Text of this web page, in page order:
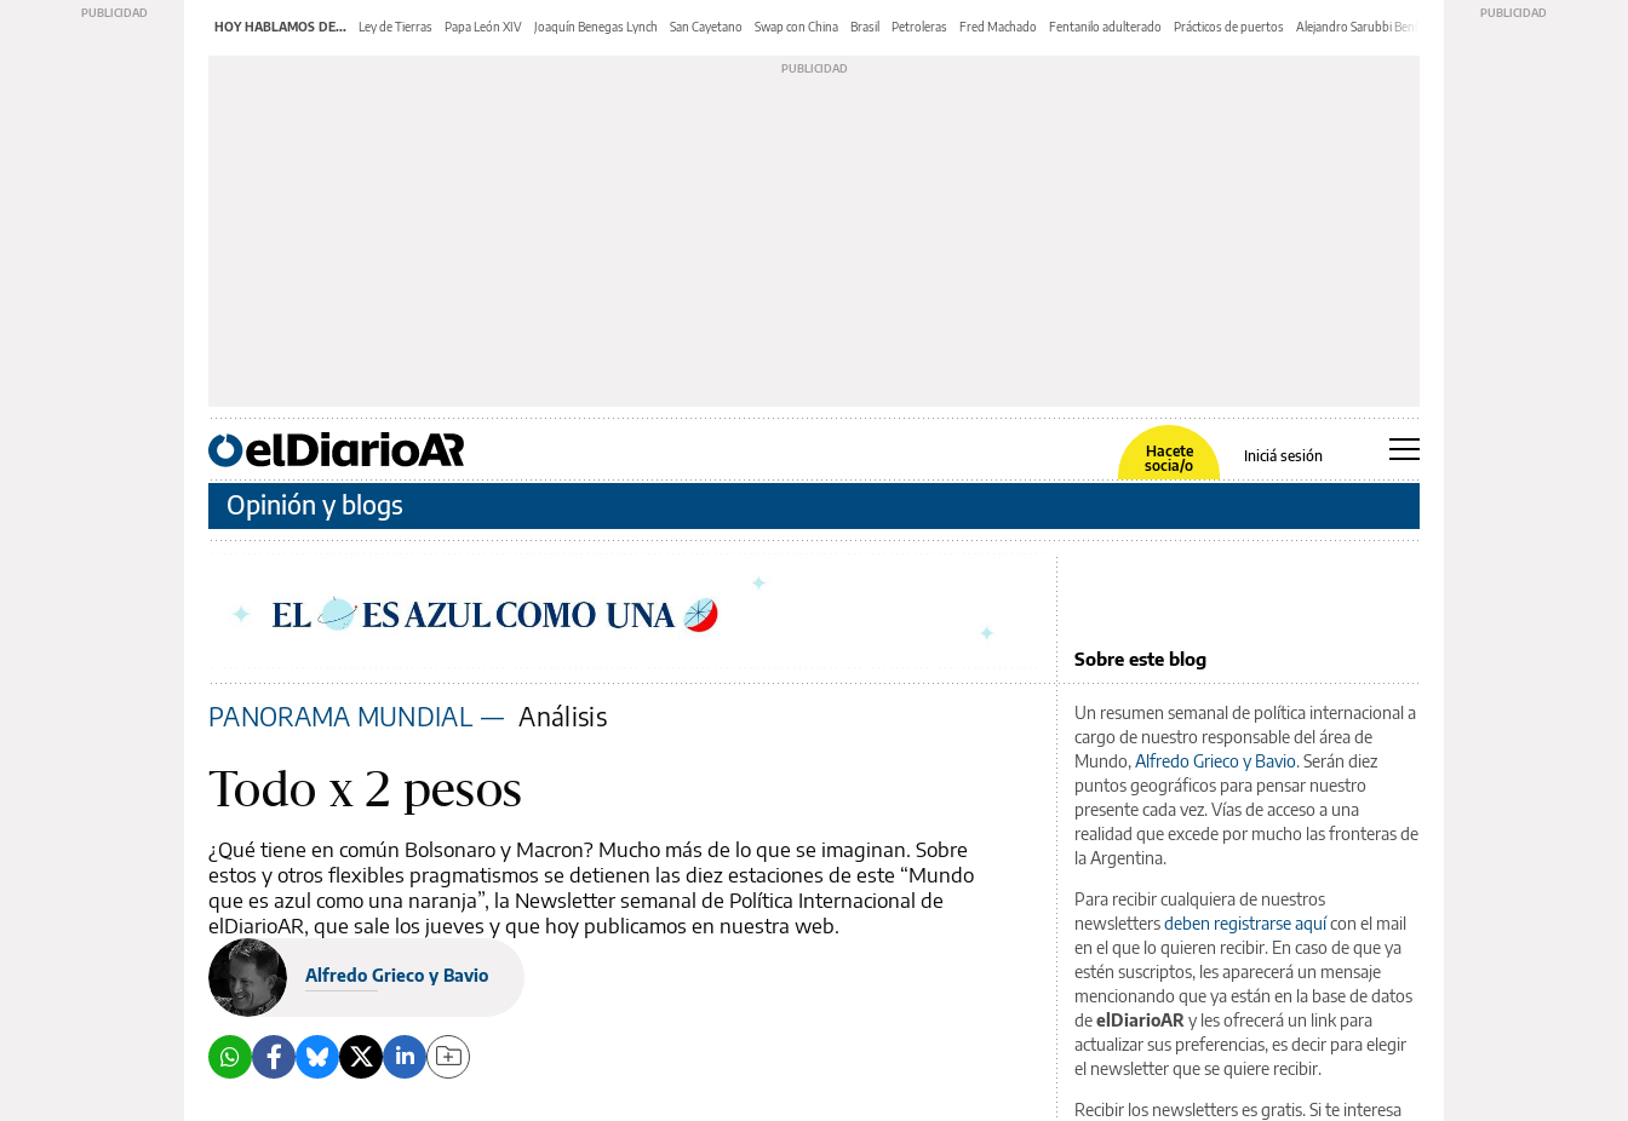
HOY HABLAMOS DE... Ley de Tierras Papa León XIV Joaquín Benegas Lynch San Cayetano Swap con China Brasil Petroleras Fred Machado Fentanilo adulterado Prácticos de puertos Alejandro Sarubbi Benítez
Hacete
socia/o
Iniciá sesión
Opinión y blogs
PANORAMA MUNDIAL — Análisis
Todo x 2 pesos
¿Qué tiene en común Bolsonaro y Macron? Mucho más de lo que se imaginan. Sobre
estos y otros flexibles pragmatismos se detienen las diez estaciones de este “Mundo
que es azul como una naranja”, la Newsletter semanal de Política Internacional de
elDiarioAR, que sale los jueves y que hoy publicamos en nuestra web.
Alfredo Grieco y Bavio
Sobre este blog
Un resumen semanal de política internacional a
cargo de nuestro responsable del área de
Mundo,Alfredo Grieco y Bavio. Serán diez
puntos geográficos para pensar nuestro
presente cada vez. Vías de acceso a una
realidad que excede por mucho las fronteras de
la Argentina.
Para recibir cualquiera de nuestros
newslettersdeben registrarse aquícon el mail
en el que lo quieren recibir. En caso de que ya
estén suscriptos, les aparecerá un mensaje
mencionando que ya están en la base de datos
deelDiarioAR y les ofrecerá un link para
actualizar sus preferencias, es decir para elegir
el newsletter que se quiere recibir.
Recibir los newsletters es gratis. Si te interesa